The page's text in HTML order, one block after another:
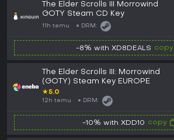
The Elder Scrolls III Morrowind
GOTY Steam CD Key
11h temu DRM:
-8% with XD8DEALS copy
The Elder Scrolls III: Morrowind
(GOTY) Steam Key EUROPE
★5.0
12h temu DRM:
-10% with XDD10 copy